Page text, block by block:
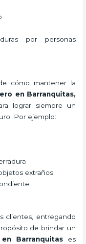
por personas
cómo mantener la
en Barranquitas,
lograr siempre un
Por ejemplo:
extraños
clientes, entregando
de brindar un
en Barranquitases